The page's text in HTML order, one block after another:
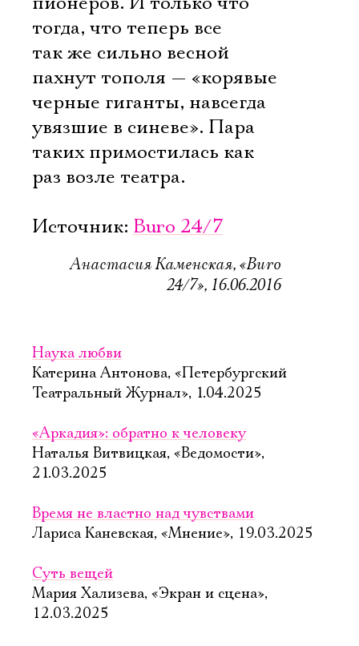
тогда, что теперь все
так же сильно весной
пахнут тополя — «корявые
черные гиганты, навсегда
увязшие в синеве». Пара
таких примостилась как
раз возле театра.
Источник: Buro 24/7
Анастасия Каменская, «Buro
24/7», 16.06.2016
Наука любви
Катерина Антонова, «Петербургский
Театральный Журнал», 1.04.2025
«Аркадия»: обратно к человеку
Наталья Витвицкая, «Ведомости»,
21.03.2025
Время не властно над чувствами
Лариса Каневская, «Мнение», 19.03.2025
Суть вещей
Мария Хализева, «Экран и сцена»,
12.03.2025